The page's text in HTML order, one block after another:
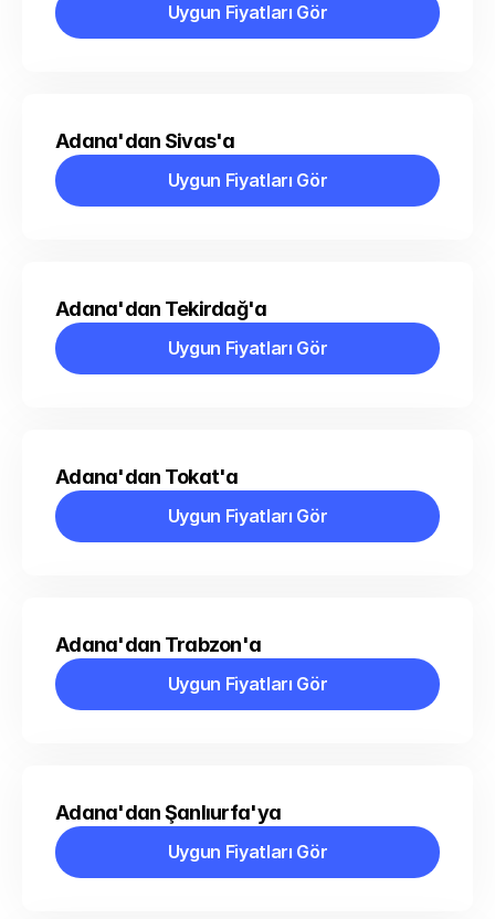
Uygun Fiyatları Gör
Uygun Fiyatları Gör
Adana'dan Sivas'a
Uygun Fiyatları Gör
Uygun Fiyatları Gör
Adana'dan Tekirdağ'a
Uygun Fiyatları Gör
Uygun Fiyatları Gör
Adana'dan Tokat'a
Uygun Fiyatları Gör
Uygun Fiyatları Gör
Adana'dan Trabzon'a
Uygun Fiyatları Gör
Uygun Fiyatları Gör
Adana'dan Şanlıurfa'ya
Uygun Fiyatları Gör
Uygun Fiyatları Gör